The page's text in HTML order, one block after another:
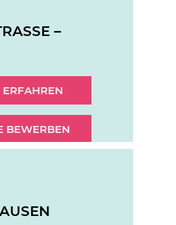
–
ERFAHREN
BEWERBEN